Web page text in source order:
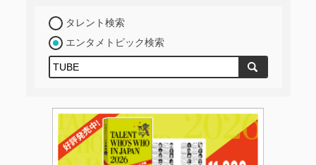
タレント検索
エンタメトピック検索